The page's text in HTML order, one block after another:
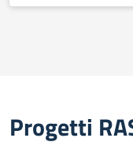
Progetti